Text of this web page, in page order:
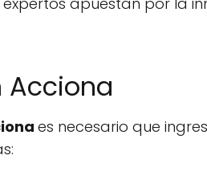
Acciona
es necesario que